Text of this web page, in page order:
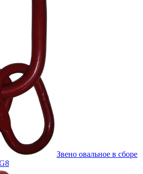
Звено овальное в сборе